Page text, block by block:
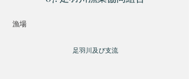
​漁場
足羽川及び支流